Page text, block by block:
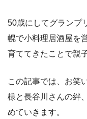
50歳にしてグランプ
幌で小料理居酒屋を
育ててきたことで親
この記事では、お笑
様と長谷川さんの絆
めていきます。